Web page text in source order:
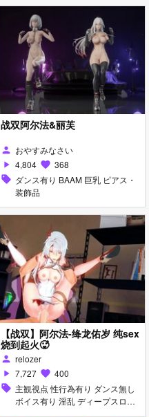
战双阿尔法&丽芙
person おやすみなさい
play_arrow 4,804 favorite 368
sell ダンス有り BAAM 巨乳 ピアス・
装飾品
【战双】阿尔法-绛龙佑岁 纯sex
烧到起火🥵
person relozer
play_arrow 7,727 favorite 400
sell 主観視点 性行為有り ダンス無し
ボイス有り 淫乱 ディープスロー